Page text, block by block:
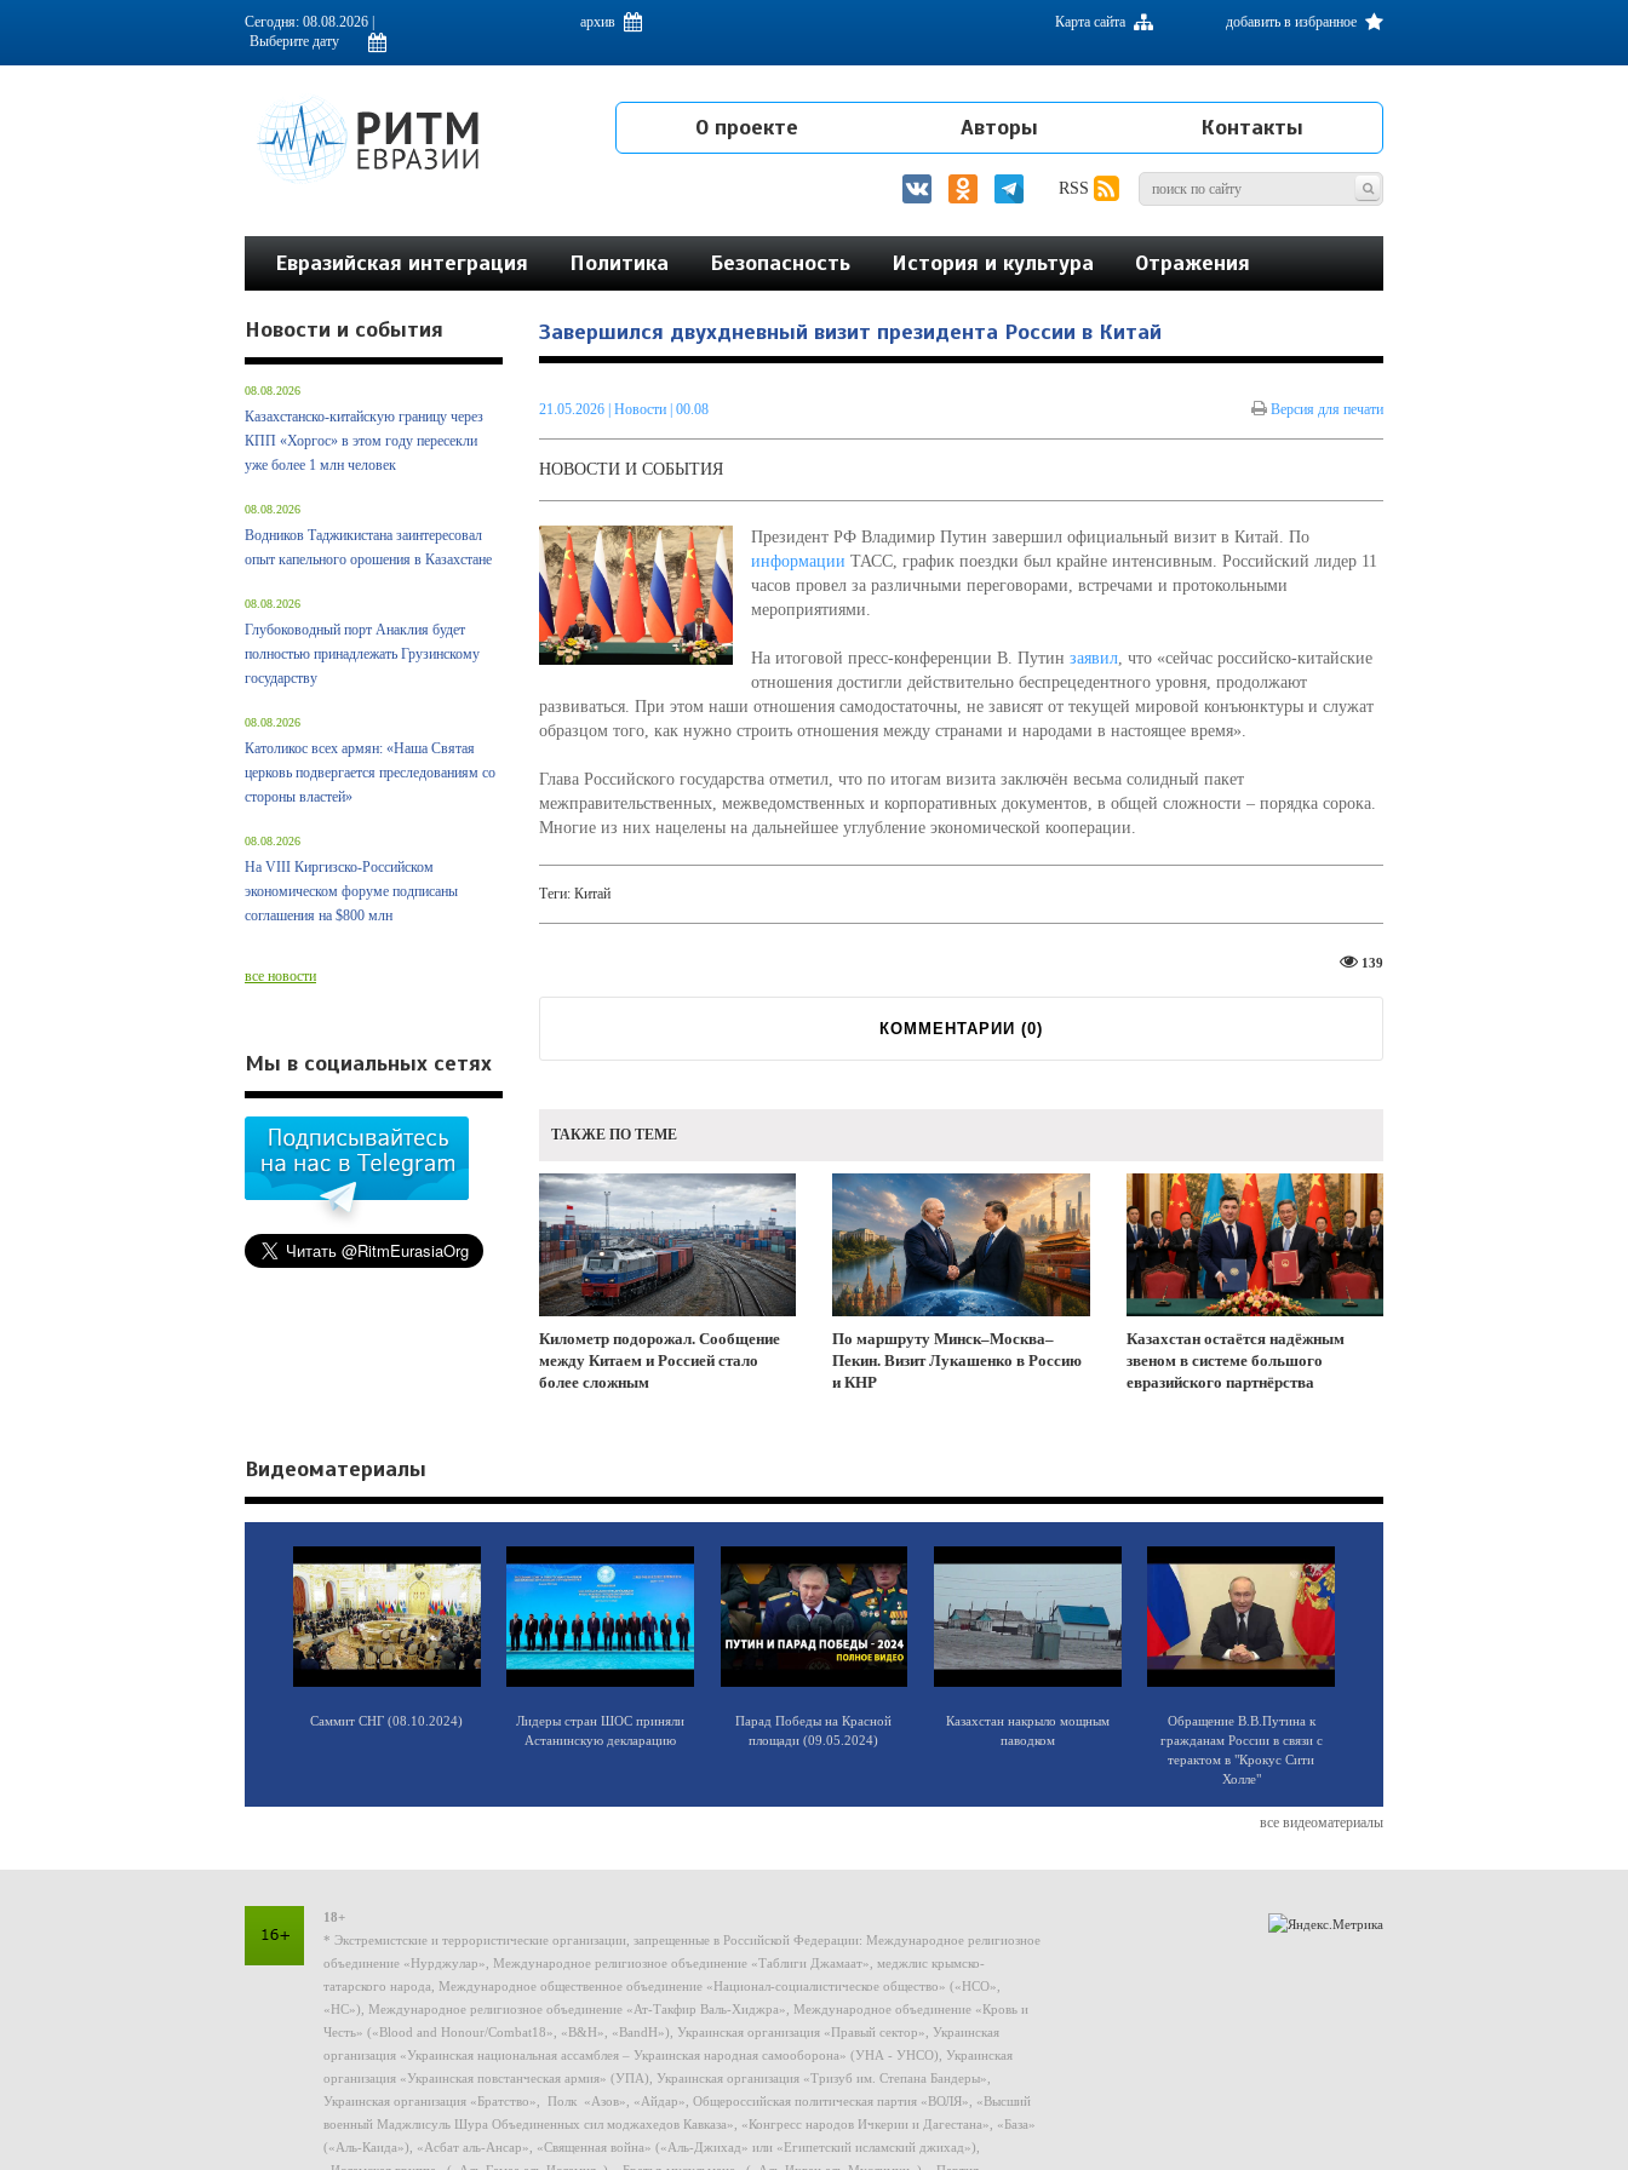
Информационно-аналитическое издание, посвященное актуальным проблемам интеграции на постсоветском пространстве
Сегодня: 08.08.2026 | архив добавить в избранное
Карта сайта
О проекте Авторы Контакты
RSS
Евразийская интеграция Политика Безопасность История и культура Отражения
Завершился двухдневный визит президента России в Китай
21.05.2026| Новости | 00.08 Версия для печати
НОВОСТИ И СОБЫТИЯ
Президент РФ Владимир Путин завершил официальный визит в Китай. По
информации ТАСС, график поездки был крайне интенсивным. Российский лидер 11
часов провел за различными переговорами, встречами и протокольными
мероприятиями.
На итоговой пресс-конференции В. Путин заявил, что «сейчас российско-китайские
отношения достигли действительно беспрецедентного уровня, продолжают
развиваться. При этом наши отношения самодостаточны, не зависят от текущей мировой конъюнктуры и служат
образцом того, как нужно строить отношения между странами и народами в настоящее время».
Глава Российского государства отметил, что по итогам визита заключён весьма солидный пакет
межправительственных, межведомственных и корпоративных документов, в общей сложности – порядка сорока.
Многие из них нацелены на дальнейшее углубление экономической кооперации.
Теги: Китай
139
КОММЕНТАРИИ (0)
ТАКЖЕ ПО ТЕМЕ
Километр подорожал. Сообщение
между Китаем и Россией стало
более сложным
По маршруту Минск–Москва–
Пекин. Визит Лукашенко в Россию
и КНР
Казахстан остаётся надёжным
звеном в системе большого
евразийского партнёрства
Новости и события
08.08.2026
Казахстанско-китайскую границу через
КПП «Хоргос» в этом году пересекли
уже более 1 млн человек
08.08.2026
Водников Таджикистана заинтересовал
опыт капельного орошения в Казахстане
08.08.2026
Глубоководный порт Анаклия будет
полностью принадлежать Грузинскому
государству
08.08.2026
Католикос всех армян: «Наша Святая
церковь подвергается преследованиям со
стороны властей»
08.08.2026
На VIII Киргизско-Российском
экономическом форуме подписаны
соглашения на $800 млн
все новости
Мы в социальных сетях
Видеоматериалы
Саммит СНГ (08.10.2024)
Лидеры стран ШОС приняли
Астанинскую декларацию
Парад Победы на Красной
площади (09.05.2024)
Казахстан накрыло мощным
паводком
Обращение В.В.Путина к
гражданам России в связи с
терактом в "Крокус Сити
Холле"
все видеоматериалы
18+
* Экстремистские и террористические организации, запрещенные в Российской Федерации: Международное религиозное
объединение «Нурджулар», Международное религиозное объединение «Таблиги Джамаат», меджлис крымско-
татарского народа, Международное общественное объединение «Национал-социалистическое общество» («НСО»,
«НС»), Международное религиозное объединение «Ат-Такфир Валь-Хиджра», Международное объединение «Кровь и
Честь» («Blood and Honour/Combat18», «B&H», «BandH»), Украинская организация «Правый сектор», Украинская
организация «Украинская национальная ассамблея – Украинская народная самооборона» (УНА - УНСО), Украинская
организация «Украинская повстанческая армия» (УПА), Украинская организация «Тризуб им. Степана Бандеры»,
Украинская организация «Братство», Полк «Азов», «Айдар», Общероссийская политическая партия «ВОЛЯ», «Высший
военный Маджлисуль Шура Объединенных сил моджахедов Кавказа», «Конгресс народов Ичкерии и Дагестана», «База»
(«Аль-Каида»), «Асбат аль-Ансар», «Священная война» («Аль-Джихад» или «Египетский исламский джихад»),